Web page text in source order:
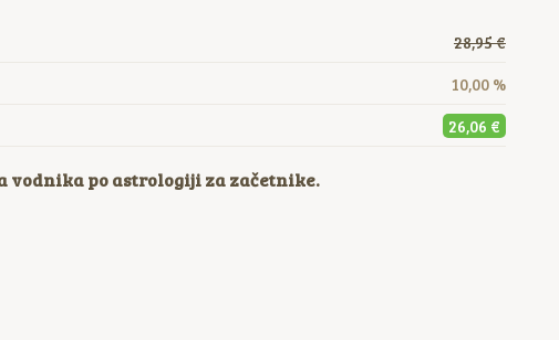
28,95 €
10,00 %
26,06 €
vodnika po astrologiji za začetnike.